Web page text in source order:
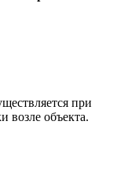
при
возле объекта.